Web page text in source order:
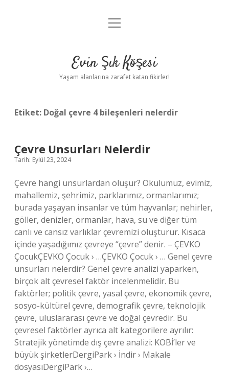
Anasayfa
Yasal Uyarı
menüyü
Evin Şık Köşesi
Yaşam alanlarına zarafet katan fikirler!
Etiket: Doğal çevre 4 bileşenleri nelerdir
Çevre Unsurları Nelerdir
Tarih: Eylül 23, 2024
Çevre hangi unsurlardan oluşur? Okulumuz, evimiz,
mahallemiz, şehrimiz, parklarımız, ormanlarımız;
burada yaşayan insanlar ve tüm hayvanlar; nehirler,
göller, denizler, ormanlar, hava, su ve diğer tüm
canlı ve cansız varlıklar çevremizi oluşturur. Kısaca
içinde yaşadığımız çevreye “çevre” denir. – ÇEVKO
ÇocukÇEVKO Çocuk › …ÇEVKO Çocuk › … Genel çevre
unsurları nelerdir? Genel çevre analizi yaparken,
birçok alt çevresel faktör incelenmelidir. Bu
faktörler; politik çevre, yasal çevre, ekonomik çevre,
sosyo-kültürel çevre, demografik çevre, teknolojik
çevre, uluslararası çevre ve doğal çevredir. Bu
çevresel faktörler ayrıca alt kategorilere ayrılır:
Stratejik yönetimde dış çevre analizi: KOBİ’ler ve
büyük şirketlerDergiPark › İndir › Makale
dosyasıDergiPark ›…